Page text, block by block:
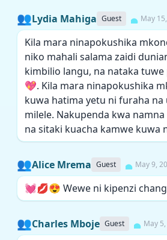
👥Lydia Mahiga Guest May
Kila mara ninapokushika
niko mahali salama zaidi
kimbilio langu, na nataka
💖. Kila mara ninapokushika
kuwa hatima yetu ni furaha na
milele. Nakupenda kwa
na sitaki kuacha kamwe kuwa
👥Alice Mrema Guest May 9,
💓💋😍 Wewe ni kipenzi
👥Charles Mboje Guest May